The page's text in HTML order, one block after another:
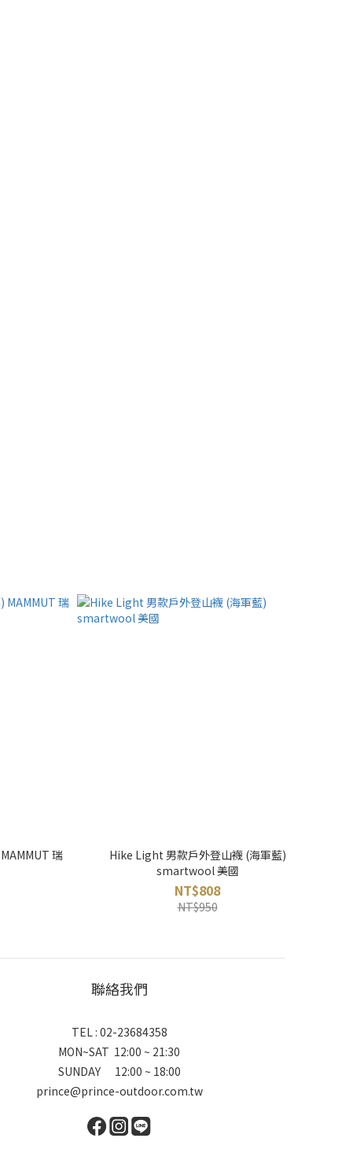
瑞
Hike Light 男款戶外登山襪 (海軍藍)
smartwool 美國
NT$808
NT$950
聯絡我們
TEL : 02-23684358
MON~SAT 12:00 ~ 21:30
SUNDAY 12:00 ~ 18:00
prince@prince-outdoor.com.tw